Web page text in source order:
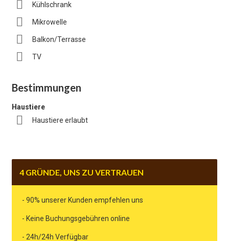
Kühlschrank
Mikrowelle
Balkon/Terrasse
TV
Bestimmungen
Haustiere
Haustiere erlaubt
4 GRÜNDE, UNS ZU VERTRAUEN
- 90% unserer Kunden empfehlen uns
- Keine Buchungsgebühren online
- 24h/24h Verfügbar